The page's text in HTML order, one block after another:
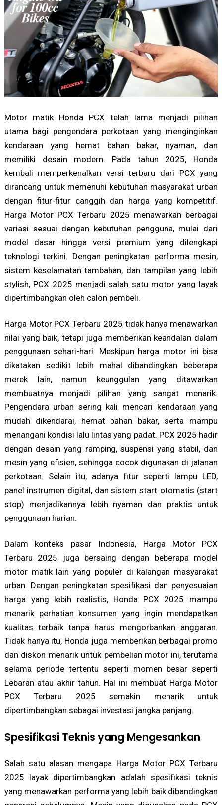
Motor matik Honda PCX telah lama menjadi pilihan
utama bagi pengendara perkotaan yang menginginkan
kendaraan yang hemat bahan bakar, nyaman, dan
memiliki desain modern. Pada tahun 2025, Honda
kembali memperkenalkan versi terbaru dari PCX yang
dirancang untuk memenuhi kebutuhan masyarakat urban
dengan fitur-fitur canggih dan harga yang kompetitif.
Harga Motor PCX Terbaru 2025 menawarkan berbagai
variasi sesuai dengan kebutuhan pengguna, mulai dari
model dasar hingga versi premium yang dilengkapi
teknologi terkini. Dengan peningkatan performa mesin,
sistem keselamatan tambahan, dan tampilan yang lebih
stylish, PCX 2025 menjadi salah satu motor yang layak
dipertimbangkan oleh calon pembeli.
Harga Motor PCX Terbaru 2025 tidak hanya menawarkan
nilai yang baik, tetapi juga memberikan keandalan dalam
penggunaan sehari-hari. Meskipun harga motor ini bisa
dikatakan sedikit lebih mahal dibandingkan beberapa
merek lain, namun keunggulan yang ditawarkan
membuatnya menjadi pilihan yang sangat menarik.
Pengendara urban sering kali mencari kendaraan yang
mudah dikendarai, hemat bahan bakar, serta mampu
menangani kondisi lalu lintas yang padat. PCX 2025 hadir
dengan desain yang ramping, suspensi yang stabil, dan
mesin yang efisien, sehingga cocok digunakan di jalanan
perkotaan. Selain itu, adanya fitur seperti lampu LED,
panel instrumen digital, dan sistem start otomatis (start
stop) menjadikannya lebih nyaman dan praktis untuk
penggunaan harian.
Dalam konteks pasar Indonesia, Harga Motor PCX
Terbaru 2025 juga bersaing dengan beberapa model
motor matik lain yang populer di kalangan masyarakat
urban. Dengan peningkatan spesifikasi dan penyesuaian
harga yang lebih realistis, Honda PCX 2025 mampu
menarik perhatian konsumen yang ingin mendapatkan
kualitas terbaik tanpa harus mengorbankan anggaran.
Tidak hanya itu, Honda juga memberikan berbagai promo
dan diskon menarik untuk pembelian motor ini, terutama
selama periode tertentu seperti momen besar seperti
Lebaran atau akhir tahun. Hal ini membuat Harga Motor
PCX Terbaru 2025 semakin menarik untuk
dipertimbangkan sebagai investasi jangka panjang.
Spesifikasi Teknis yang Mengesankan
Salah satu alasan mengapa Harga Motor PCX Terbaru
2025 layak dipertimbangkan adalah spesifikasi teknis
yang menawarkan performa yang lebih baik dibandingkan